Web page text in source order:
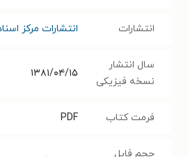
انتشارات انتشارات مرکز
سال انتشار
نسخه فیزیکی
۱۳۸۱/۰۴/۱۵
فرمت کتاب PDF
حجم فایل